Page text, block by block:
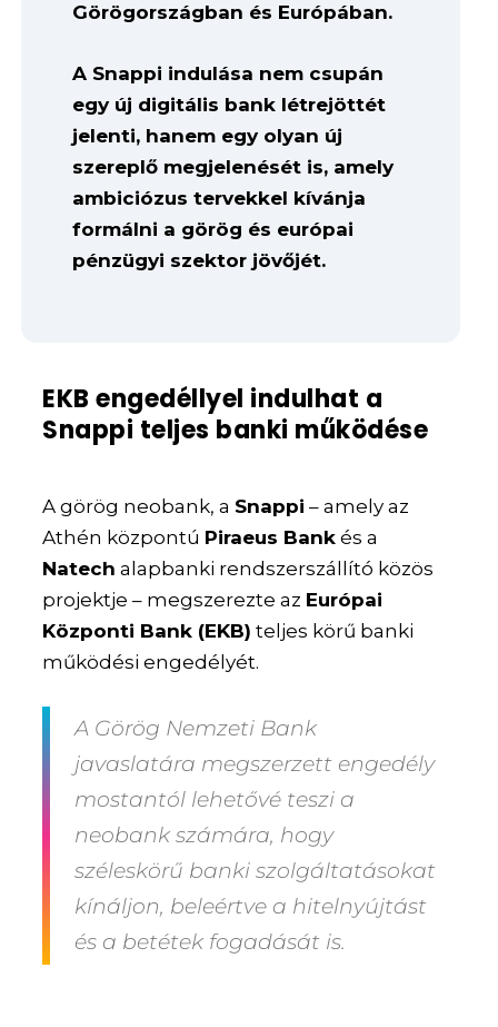
Görögországban és Európában.
A Snappi indulása nem csupán
egy új digitális bank létrejöttét
jelenti, hanem egy olyan új
szereplő megjelenését is, amely
ambiciózus tervekkel kívánja
formálni a görög és európai
pénzügyi szektor jövőjét.
EKB engedéllyel indulhat a
Snappi teljes banki működése
A görög neobank, a Snappi – amely az
Athén központú Piraeus Bank és a
Natech alapbanki rendszerszállító közös
projektje – megszerezte az Európai
Központi Bank (EKB) teljes körű banki
működési engedélyét.
A Görög Nemzeti Bank
javaslatára megszerzett engedély
mostantól lehetővé teszi a
neobank számára, hogy
széleskörű banki szolgáltatásokat
kínáljon, beleértve a hitelnyújtást
és a betétek fogadását is.